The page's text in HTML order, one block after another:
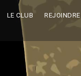
LE CLUB